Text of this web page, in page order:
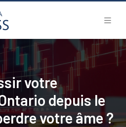
votre
depuis le
votre âme ?